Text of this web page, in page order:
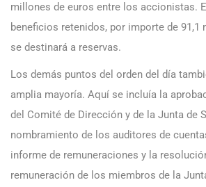
millones de euros entre los accionistas.
beneficios retenidos, por importe de 91,1
se destinará a reservas.
Los demás puntos del orden del día
amplia mayoría. Aquí se incluía la
del Comité de Dirección y de la Junta de
nombramiento de los auditores de
informe de remuneraciones y la
remuneración de los miembros de la